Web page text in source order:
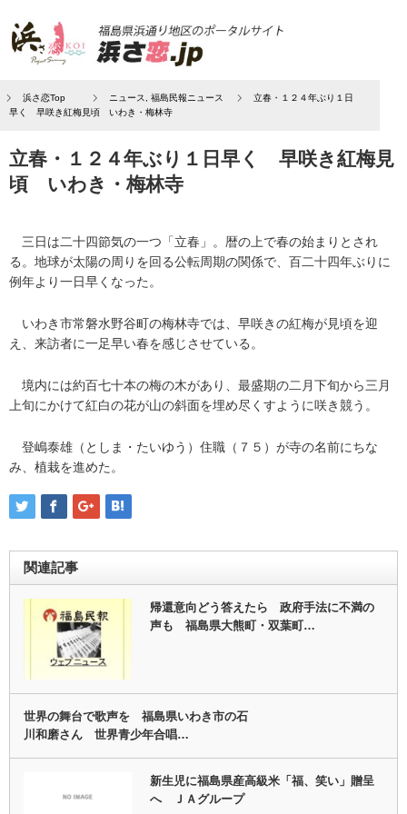
浜さ恋Top ニュース 福島民報ニュース
立春・１２４年ぶり１日
早く 早咲き紅梅見頃 いわき・梅林寺
立春・１２４年ぶり１日早く 早咲き紅梅見
頃 いわき・梅林寺
三日は二十四節気の一つ「立春」。暦の上で春の始まりとされ
る。地球が太陽の周りを回る公転周期の関係で、百二十四年ぶりに
例年より一日早くなった。
いわき市常磐水野谷町の梅林寺では、早咲きの紅梅が見頃を迎
え、来訪者に一足早い春を感じさせている。
境内には約百七十本の梅の木があり、最盛期の二月下旬から三月
上旬にかけて紅白の花が山の斜面を埋め尽くすように咲き競う。
登嶋泰雄（としま・たいゆう）住職（７５）が寺の名前にちな
み、植栽を進めた。
関連記事
帰還意向どう答えたら 政府手法に不満の
声も 福島県大熊町・双葉町…
世界の舞台で歌声を 福島県いわき市の石
川和磨さん 世界青少年合唱…
新生児に福島県産高級米「福、笑い」贈呈
へ ＪＡグループ